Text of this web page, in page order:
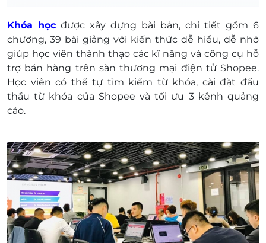
Khóa học được xây dựng bài bản, chi tiết gồm 6
chương, 39 bài giảng với kiến thức dễ hiểu, dễ nhớ
giúp học viên thành thạo các kĩ năng và công cụ hỗ
trợ bán hàng trên sàn thương mại điện tử Shopee.
Học viên có thể tự tìm kiếm từ khóa, cài đặt đấu
thầu từ khóa của Shopee và tối ưu 3 kênh quảng
cáo.